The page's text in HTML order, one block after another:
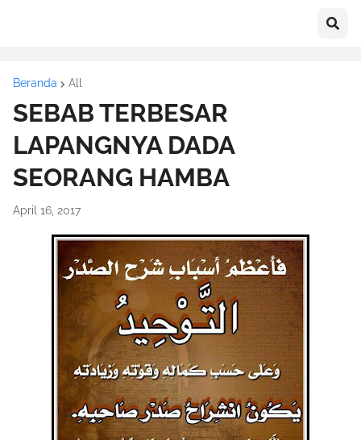
Beranda All
SEBAB TERBESAR
LAPANGNYA DADA
SEORANG HAMBA
April 16, 2017